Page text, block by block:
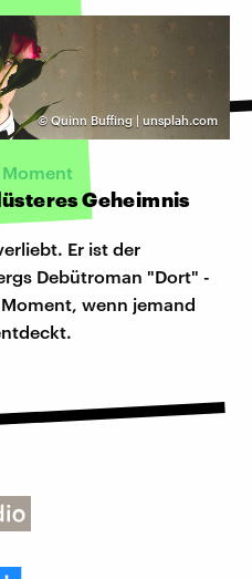
© Quinn Buffing | unsplah.com
Geheimnis
Er ist der
Debütroman "Dort" -
wenn jemand